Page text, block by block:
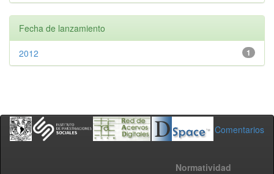
Fecha de lanzamiento
1
2012
Comentarios
Normatividad